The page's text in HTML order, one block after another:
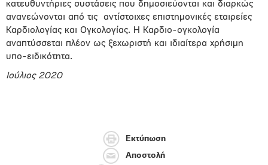
κατευθυντήριες συστάσεις που δημοσιεύονται και διαρκώς
ανανεώνονται από τις
αντίστοιχες επιστημονικές εταιρείες
Καρδιολογίας και Ογκολογίας. Η Καρδιο-ογκολογία
αναπτύσσεται πλέον ως ξεχωριστή και ιδιαίτερα χρήσιμη
υπο-ειδικότητα.
Ιούλιος 2020
Εκτύπωση
Αποστολή